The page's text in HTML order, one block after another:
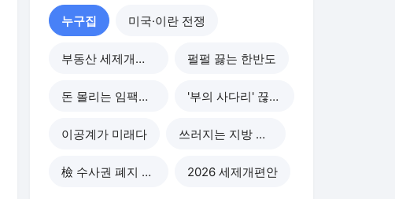
누구집 미국·이란 전쟁
부동산 세제개편 후폭풍 펄펄 끓는 한반도
돈 몰리는 임팩트 투자 '부의 사다리' 끊기나
이공계가 미래다 쓰러지는 지방 부동산
檢 수사권 폐지 후폭풍 2026 세제개편안